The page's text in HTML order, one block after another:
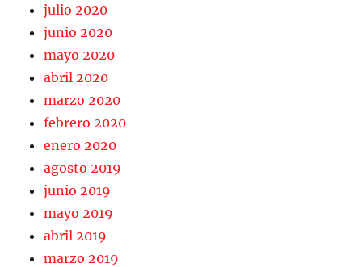
julio 2020
junio 2020
mayo 2020
abril 2020
marzo 2020
febrero 2020
enero 2020
agosto 2019
junio 2019
mayo 2019
abril 2019
marzo 2019